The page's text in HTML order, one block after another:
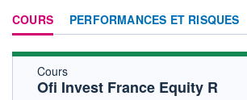
COURS PERFORMANCES ET RISQUES
Cours
Ofi Invest France Equity R